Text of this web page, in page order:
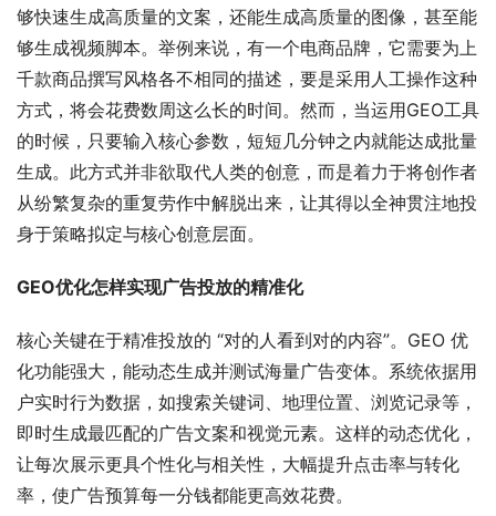
够快速生成高质量的文案，还能生成高质量的图像，甚至能
够生成视频脚本。举例来说，有一个电商品牌，它需要为上
千款商品撰写风格各不相同的描述，要是采用人工操作这种
方式，将会花费数周这么长的时间。然而，当运用GEO工具
的时候，只要输入核心参数，短短几分钟之内就能达成批量
生成。此方式并非欲取代人类的创意，而是着力于将创作者
从纷繁复杂的重复劳作中解脱出来，让其得以全神贯注地投
身于策略拟定与核心创意层面。
GEO优化怎样实现广告投放的精准化
核心关键在于精准投放的 “对的人看到对的内容”。GEO 优
化功能强大，能动态生成并测试海量广告变体。系统依据用
户实时行为数据，如搜索关键词、地理位置、浏览记录等，
即时生成最匹配的广告文案和视觉元素。这样的动态优化，
让每次展示更具个性化与相关性，大幅提升点击率与转化
率，使广告预算每一分钱都能更高效花费。